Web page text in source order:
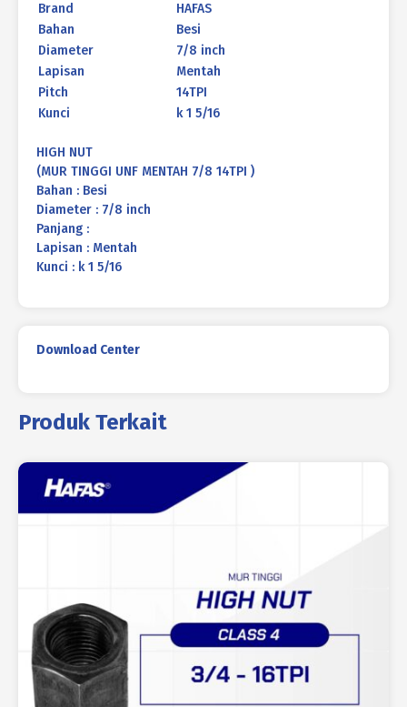
Brand
HAFAS
Bahan
Besi
Diameter
7/8 inch
Lapisan
Mentah
Pitch
14TPI
Kunci
k 1 5/16
HIGH NUT
(MUR TINGGI UNF MENTAH 7/8 14TPI )
Bahan : Besi
Diameter : 7/8 inch
Panjang :
Lapisan : Mentah
Kunci : k 1 5/16
Download Center
Produk Terkait